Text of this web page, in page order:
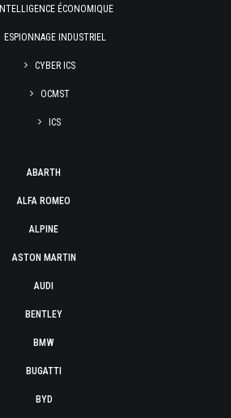
INTELLIGENCE ÉCONOMIQUE
ESPIONNAGE INDUSTRIEL
CYBER ICS
OCMST
ICS
ABARTH
ALFA ROMEO
ALPINE
ASTON MARTIN
AUDI
BENTLEY
BMW
BUGATTI
BYD